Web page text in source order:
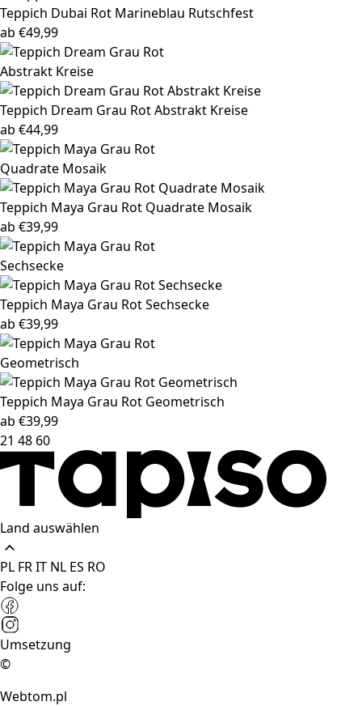
Teppich Dubai Rot Marineblau Rutschfest
ab €49,99
Teppich Dream Grau Rot Abstrakt Kreise
ab €44,99
Teppich Maya Grau Rot Quadrate Mosaik
ab €39,99
Teppich Maya Grau Rot Sechsecke
ab €39,99
Teppich Maya Grau Rot Geometrisch
ab €39,99
21 48 60
Land auswählen
PL FRIT NL ES RO
Folge uns auf:
Umsetzung
©
Webtom.pl